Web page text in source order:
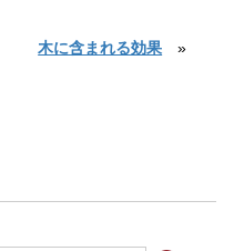
木に含まれる効果 »